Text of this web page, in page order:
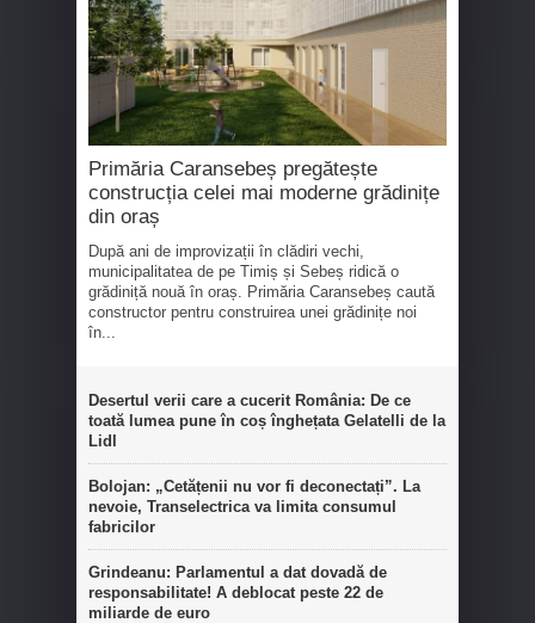
Primăria Caransebeș pregătește
construcția celei mai moderne grădinițe
din oraș
După ani de improvizații în clădiri vechi,
municipalitatea de pe Timiș și Sebeș ridică o
grădiniță nouă în oraș. Primăria Caransebeș caută
constructor pentru construirea unei grădinițe noi
în...
Desertul verii care a cucerit România: De ce
toată lumea pune în coș înghețata Gelatelli de la
Lidl
Bolojan: „Cetățenii nu vor fi deconectați”. La
nevoie, Transelectrica va limita consumul
fabricilor
Grindeanu: Parlamentul a dat dovadă de
responsabilitate! A deblocat peste 22 de
miliarde de euro